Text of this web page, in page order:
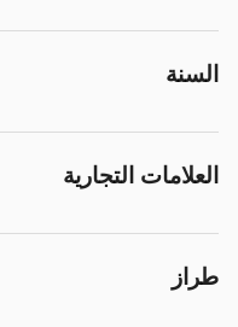
السنة
العلامات التجارية
طراز